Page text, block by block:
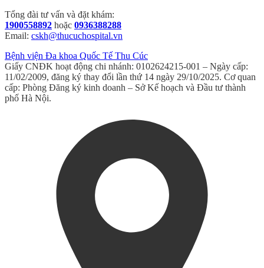
Tổng đài tư vấn và đặt khám:
1900558892 hoặc 0936388288
Email: cskh@thucuchospital.vn
Bệnh viện Đa khoa Quốc Tế Thu Cúc
Giấy CNĐK hoạt động chi nhánh: 0102624215-001 – Ngày cấp:
11/02/2009, đăng ký thay đổi lần thứ 14 ngày 29/10/2025. Cơ quan
cấp: Phòng Đăng ký kinh doanh – Sở Kế hoạch và Đầu tư thành
phố Hà Nội.